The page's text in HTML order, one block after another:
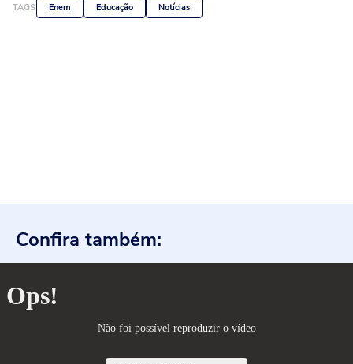
TAGS Enem Educação Notícias
Confira também: